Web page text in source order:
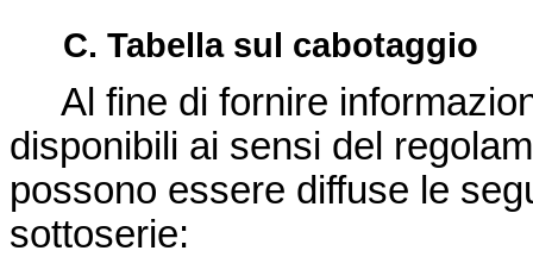
C. Tabella sul cabotaggio
Al fine di fornire
disponibili ai sensi del
possono essere diffuse le
sottoserie: